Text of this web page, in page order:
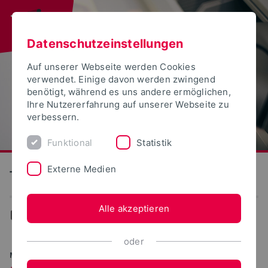
Technische Hochschule Ostwestfalen-Lippe
Promovierende im Portrait
MENSCHEN, THEMEN UND NEUIGKEITEN
Datenschutzeinstellungen
Auf unserer Webseite werden Cookies
verwendet. Einige davon werden zwingend
benötigt, während es uns andere ermöglichen,
Ihre Nutzererfahrung auf unserer Webseite zu
verbessern.
Funktional Statistik
Externe Medien
Alle akzeptieren
oder